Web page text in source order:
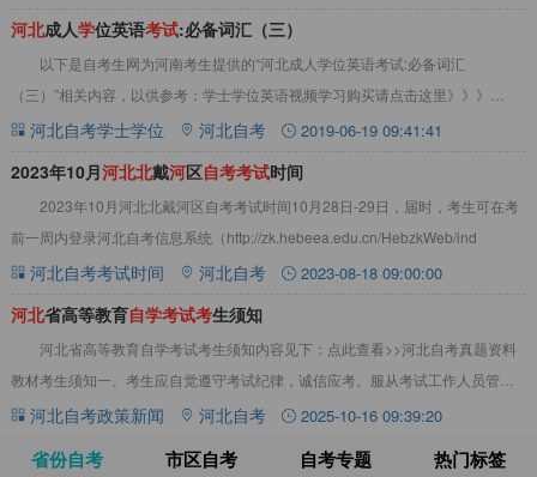
河北成人学位英语考试:必备词汇（三）
以下是自考生网为河南考生提供的“河北成人学位英语考试:必备词汇
（三）”相关内容，以供参考：学士学位英语视频学习购买请点击这里》》》
raw(a.)生的，未煮过的In Italy，th
河北自考学士学位 河北自考 2019-06-19 09:41:41
2023年10月河北北戴河区自考考试时间
2023年10月河北北戴河区自考考试时间10月28日-29日，届时，考生可在考
前一周内登录河北自考信息系统（http://zk.hebeea.edu.cn/HebzkWeb/ind
河北自考考试时间 河北自考 2023-08-18 09:00:00
河北省高等教育自学考试考生须知
河北省高等教育自学考试考生须知内容见下：点此查看>>河北自考真题资料
教材考生须知一、考生应自觉遵守考试纪律，诚信应考。服从考试工作人员管
理，不得妨碍工作人员履行职责，不得扰乱考场及
河北自考政策新闻 河北自考 2025-10-16 09:39:20
省份自考 市区自考 自考专题 热门标签